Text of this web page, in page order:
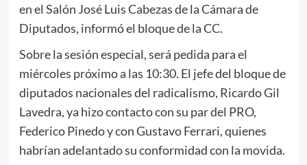
en el Salón José Luis Cabezas de la Cámara de
Diputados, informó el bloque de la CC.
Sobre la sesión especial, será pedida para el
miércoles próximo a las 10:30. El jefe del bloque de
diputados nacionales del radicalismo, Ricardo Gil
Lavedra, ya hizo contacto con su par del PRO,
Federico Pinedo y con Gustavo Ferrari, quienes
habrían adelantado su conformidad con la movida.